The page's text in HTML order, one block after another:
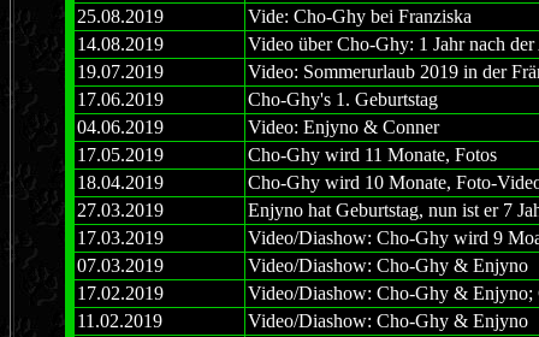
25.08.2019
Vide: Cho-Ghy bei Franziska
14.08.2019
Video über Cho-Ghy: 1 Jahr nach
19.07.2019
Video: Sommerurlaub 2019 in der
17.06.2019
Cho-Ghy's 1. Geburtstag
04.06.2019
Video: Enjyno & Conner
17.05.2019
Cho-Ghy wird 11 Monate, Fotos
18.04.2019
Cho-Ghy wird 10 Monate, Foto-
27.03.2019
Enjyno hat Geburtstag, nun ist er 7
17.03.2019
Video/Diashow: Cho-Ghy wird 9
07.03.2019
Video/Diashow: Cho-Ghy & Enjyno
17.02.2019
Video/Diashow: Cho-Ghy & Enjyno;
11.02.2019
Video/Diashow: Cho-Ghy & Enjyno